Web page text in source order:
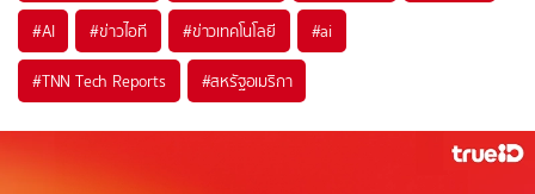
#AI #ข่าวไอที #ข่าวเทคโนโลยี #ai
#TNN Tech Reports #สหรัฐอเมริกา